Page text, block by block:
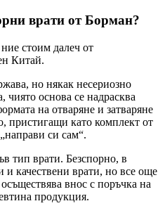
врати от Борман?
стоим далеч от
Китай.
но някак несериозно
чиято основа се надрасква
на отваряне и затваряне
пристигащи като комплект от
си сам“.
тип врати. Безспорно, в
качествени врати, но все още
внос с поръчка на
продукция.